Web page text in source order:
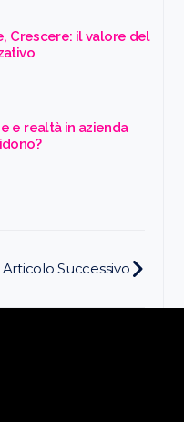
Crescere: il valore del
e realtà in azienda
Articolo Successivo